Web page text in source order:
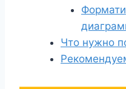
Что нужно